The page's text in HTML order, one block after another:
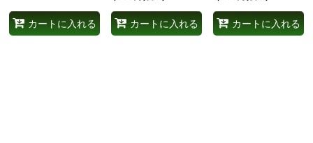
カートに入れる カートに入れる カートに入れる